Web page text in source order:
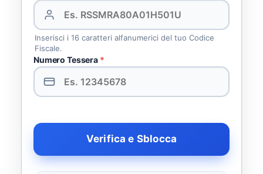
Inserisci i 16 caratteri alfanumerici del tuo Codice
Fiscale.
Numero Tessera *
Verifica e Sblocca